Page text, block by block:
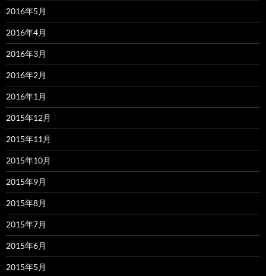
2016年5月
2016年4月
2016年3月
2016年2月
2016年1月
2015年12月
2015年11月
2015年10月
2015年9月
2015年8月
2015年7月
2015年6月
2015年5月